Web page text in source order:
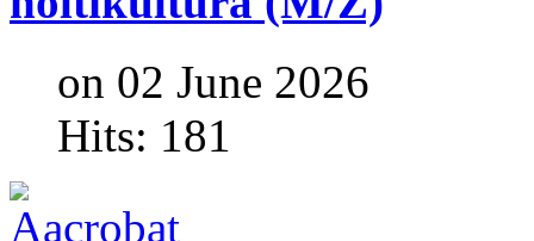
on 02 June 2026
Hits: 181